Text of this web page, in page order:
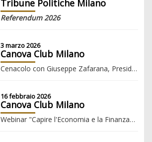
Tribune Politiche Milano
Referendum 2026
3 marzo 2026
Canova Club Milano
Cenacolo con Giuseppe Zafarana, Presidente ENI
16 febbraio 2026
Canova Club Milano
Webinar "Capire l'Economia e la Finanza" con Giuliano Noci ”IMPRESA E MERCATO”